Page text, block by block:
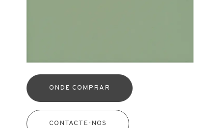
ONDE COMPRAR
CONTACTE-NOS